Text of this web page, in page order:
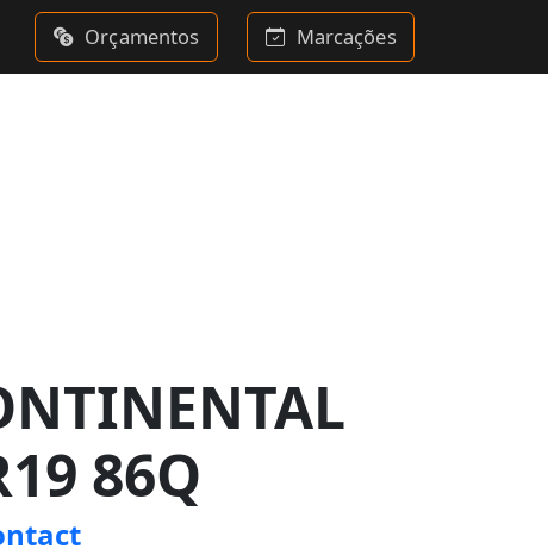
Orçamentos Marcações
86Q